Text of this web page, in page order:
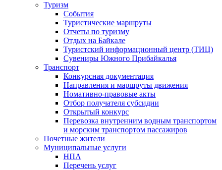
Туризм
События
Туристические маршруты
Отчеты по туризму
Отдых на Байкале
Туристский информационный центр (ТИЦ)
Сувениры Южного Прибайкалья
Транспорт
Конкурсная документация
Направления и маршруты движения
Номативно-правовые акты
Отбор получателя субсидии
Открытый конкурс
Перевозка внутренним водным транспортом
и морским транспортом пассажиров
Почетные жители
Муниципальные услуги
НПА
Перечень услуг